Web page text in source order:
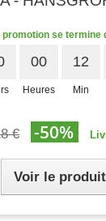
promotion se termine
00
Heures
12
Min
€ -50%
Voir le produit